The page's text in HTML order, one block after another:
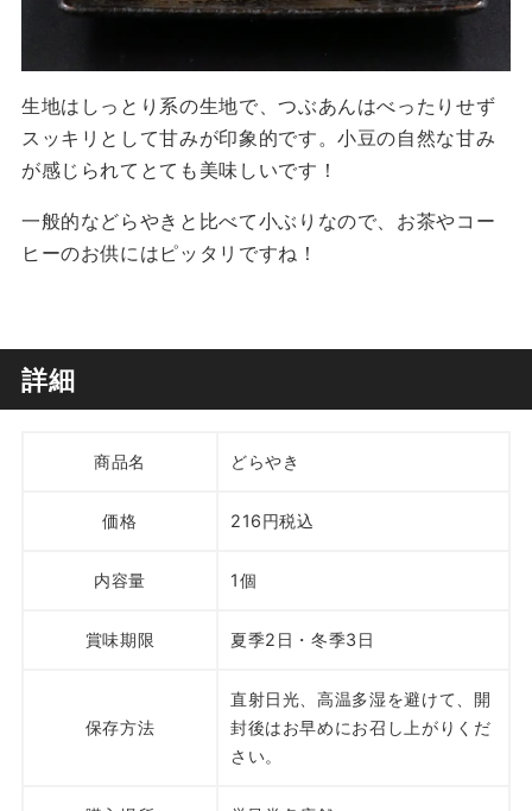
生地はしっとり系の生地で、つぶあんはべったりせず
スッキリとして甘みが印象的です。小豆の自然な甘み
が感じられてとても美味しいです！
一般的などらやきと比べて小ぶりなので、お茶やコー
ヒーのお供にはピッタリですね！
詳細
商品名 どらやき
価格 216円税込
内容量 1個
賞味期限 夏季2日・冬季3日
保存方法
直射日光、高温多湿を避けて、開
封後はお早めにお召し上がりくだ
さい。